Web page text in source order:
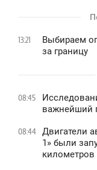
13:21
Выбираем
за границу
08:45
важнейший
08:44
Двигатели
1» были